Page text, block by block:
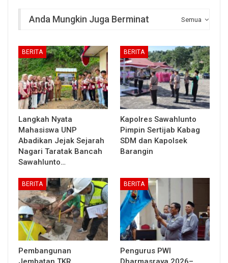
Semua
Anda Mungkin Juga Berminat
BERITA
Langkah Nyata
Mahasiswa UNP
Abadikan Jejak Sejarah
Nagari Taratak Bancah
Sawahlunto…
BERITA
Kapolres Sawahlunto
Pimpin Sertijab Kabag
SDM dan Kapolsek
Barangin
BERITA
Pembangunan
BERITA
Pengurus PWI